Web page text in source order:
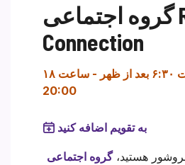
گروه اجتماعی Rainbow
Connection
- ساعت
20:00
به تقویم اضافه کنید
بروشور هستید،گروه اجتماعی